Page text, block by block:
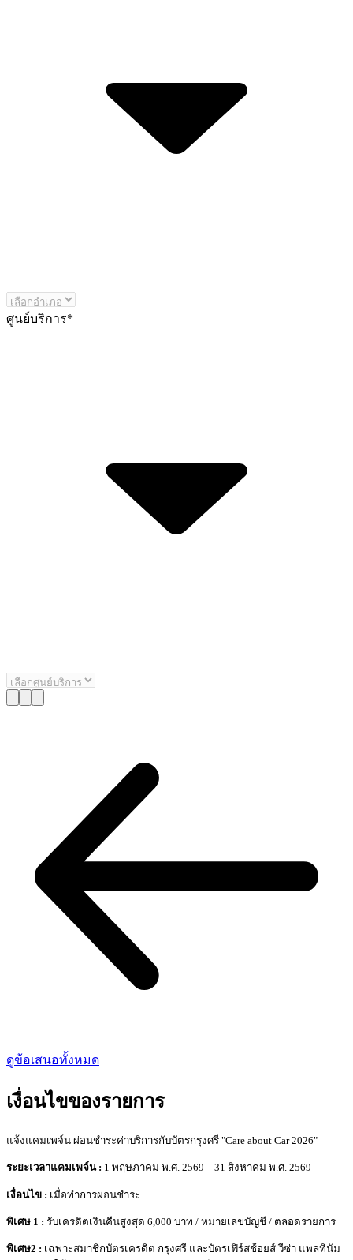
ศูนย์บริการ*
ดูข้อเสนอทั้งหมด
เงื่อนไขของรายการ
แจ้งแคมเพจ์น ผ่อนชำระค่าบริการกับบัตรกรุงศรี "Care about Car 2026"
ระยะเวลาแคมเพจ์น : 1 พฤษภาคม พ.ศ. 2569 – 31 สิงหาคม พ.ศ. 2569
เงื่อนไข : เมื่อทำการผ่อนชำระ
พิเศษ 1 : รับเครดิตเงินคืนสูงสุด 6,000 บาท / หมายเลขบัญชี / ตลอดรายการ
พิเศษ2 : เฉพาะสมาชิกบัตรเครดิต กรุงศรี และบัตรเฟิร์สช้อยส์ วีซ่า แพลทินัม